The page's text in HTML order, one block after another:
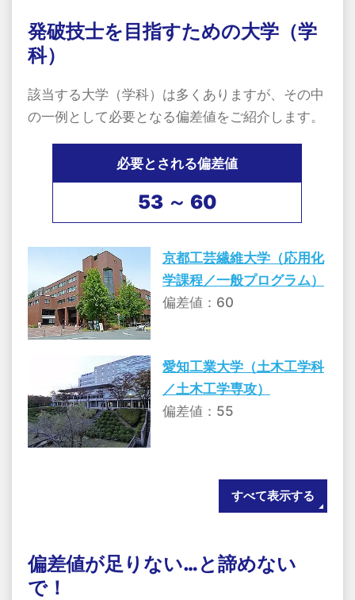
発破技士を目指すための大学（学
科）
該当する大学（学科）は多くありますが、その中
の一例として必要となる偏差値をご紹介します。
必要とされる偏差値
53 ～ 60
京都工芸繊維大学（応用化
学課程／一般プログラム）
偏差値：60
愛知工業大学（土木工学科
／土木工学専攻）
偏差値：55
すべて表示する
偏差値が足りない…と諦めない
で！